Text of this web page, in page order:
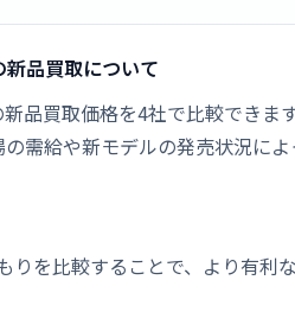
品買取について
買取価格を4社で比較できま
需給や新モデルの発売状況に
を比較することで、より有利